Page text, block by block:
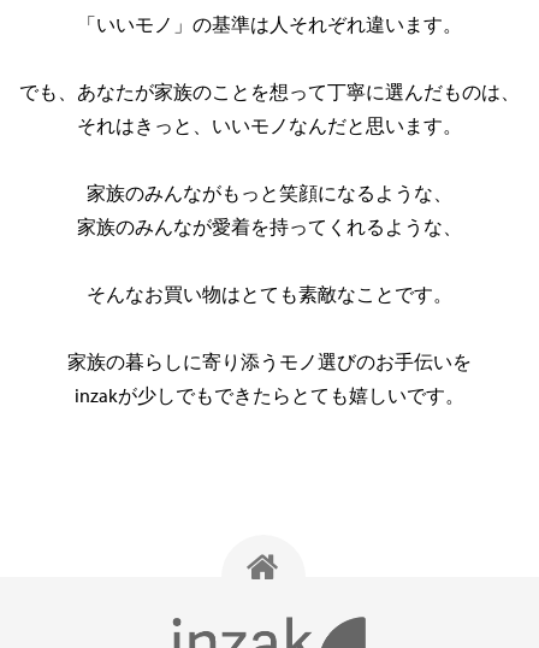
「いいモノ」の基準は人それぞれ違います。
でも、あなたが家族のことを想って丁寧に選んだものは、
それはきっと、いいモノなんだと思います。
家族のみんながもっと笑顔になるような、
家族のみんなが愛着を持ってくれるような、
そんなお買い物はとても素敵なことです。
家族の暮らしに寄り添うモノ選びのお手伝いを
inzakが少しでもできたらとても嬉しいです。